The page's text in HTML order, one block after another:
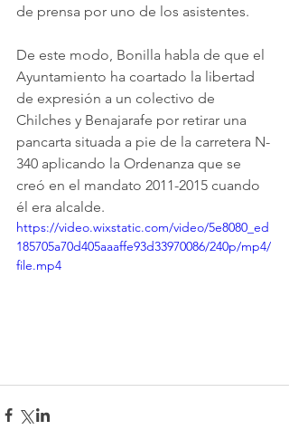
de prensa por uno de los asistentes.
De este modo, Bonilla habla de que el
Ayuntamiento ha coartado la libertad
de expresión a un colectivo de
Chilches y Benajarafe por retirar una
pancarta situada a pie de la carretera N-
340 aplicando la Ordenanza que se
creó en el mandato 2011-2015 cuando
él era alcalde.
https://video.wixstatic.com/video/5e8080_ed
185705a70d405aaaffe93d33970086/240p/mp4/
file.mp4